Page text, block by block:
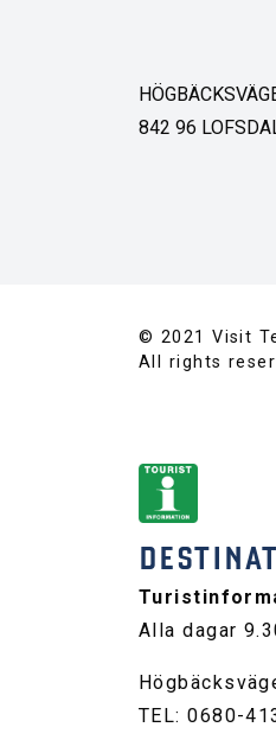
842 96
© 2021 Visit
All rights
Alla dagar
TEL: 0680-